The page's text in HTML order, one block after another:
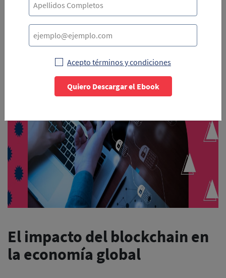
se ejecuta automáticamente y realiza el pago correspondiente
El impacto del blockchain en
la economía global
Acepto términos y condiciones
Quiero Descargar el Ebook